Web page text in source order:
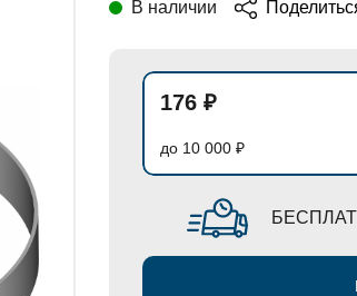
В наличии
176 ₽
до 10 000 ₽